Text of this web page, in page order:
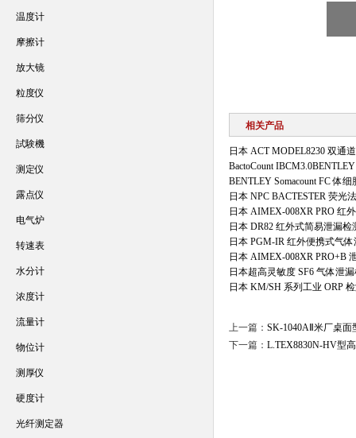
相关产品
日本 ACT MODEL8230 双通
BactoCount
BENTLEY Somacount FC 体
日本 NPC BACTESTER 荧光
日本 AIMEX-008XR PRO 红
日本 DR82 红外式简易泄漏检
日本 PGM-IR 红外便携式气
日本 AIMEX-008XR PRO+B
日本超高灵敏度 SF6 气体泄
日本 KM/SH 系列工业 ORP
上一篇： SK-1040AⅡ米厂桌
下一篇： L.TEX8830N-HV型
温度计
摩擦计
放大镜
粒度仪
筛分仪
試験機
测定仪
露点仪
电气炉
转速表
水分计
浓度计
流量计
物位计
测厚仪
硬度计
光纤测定器